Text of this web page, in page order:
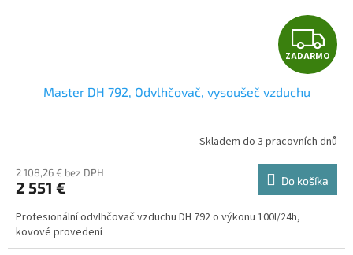
Z
A
A
R
M
ZADARMO
Master DH 792, Odvlhčovač, vysoušeč vzduchu
Skladem do 3 pracovních dnů
2 108,26 € bez DPH
2 551 € Do košíka
Profesionální odvlhčovač vzduchu DH 792 o výkonu 100l/24h,
kovové provedení